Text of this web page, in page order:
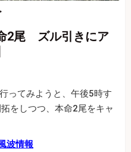
2尾 ズル引きにア
ってみようと、午後5時す
をしつつ、本命2尾をキャ
波情報